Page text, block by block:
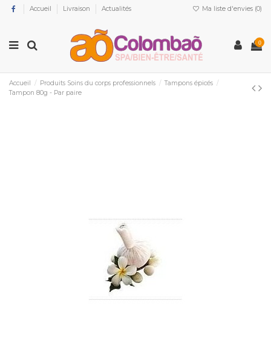
Accueil Livraison Actualités Ma liste d'envies (0)
0
Accueil Produits Soins du corps professionnels
Tampons épicés
Tampon 80g - Par paire